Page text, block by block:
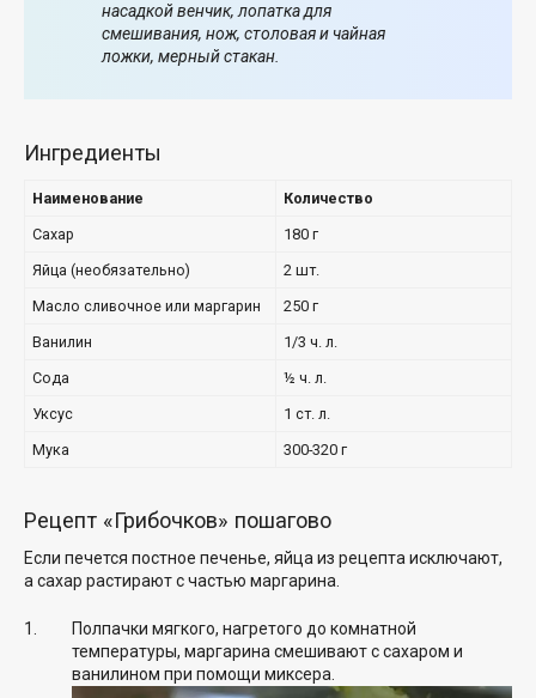
насадкой венчик, лопатка для
смешивания, нож, столовая и чайная
ложки, мерный стакан.
Ингредиенты
Наименование
Количество
Сахар
180 г
Яйца (необязательно)
2 шт.
Масло сливочное или маргарин
250 г
Ванилин
1/3 ч. л.
Сода
½ ч. л.
Уксус
1 ст. л.
Мука
300-320 г
Рецепт «Грибочков» пошагово
Если печется постное печенье, яйца из рецепта исключают,
а сахар растирают с частью маргарина.
Полпачки мягкого, нагретого до комнатной
температуры, маргарина смешивают с сахаром и
ванилином при помощи миксера.